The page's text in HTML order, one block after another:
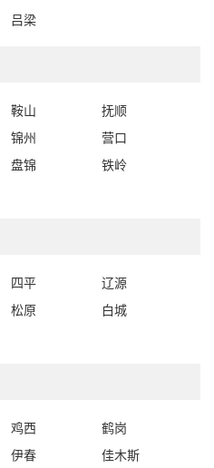
吕梁
鞍山
抚顺
锦州
营口
盘锦
铁岭
四平
辽源
松原
白城
鸡西
鹤岗
伊春
佳木斯